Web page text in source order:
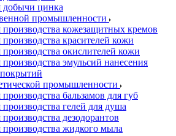
добычи цинка
промышленности
кожезащитных кремов
красителей кожи
окислителей кожи
эмульсий нанесения
промышленности
бальзамов для губ
гелей для душа
дезодорантов
жидкого мыла